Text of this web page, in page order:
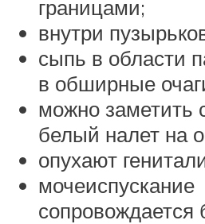
границами;
внутри
сыпь в области
в обширные
можно заметить
белый налет на
опухают
мочеиспускание
сопровождается